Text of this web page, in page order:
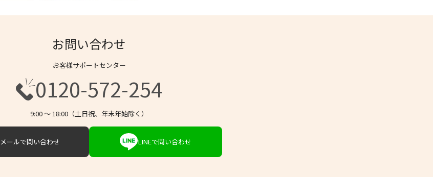
お問い合わせ
お客様サポートセンター
0120-572-254
9:00 〜 18:00（土日祝、年末年始除く）
メールで問い合わせ LINEで問い合わせ